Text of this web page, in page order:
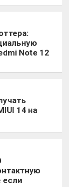
Note 12
14 на
если